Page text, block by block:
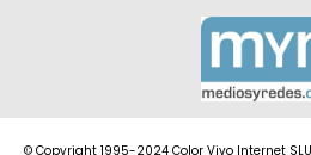
© Copyright 1995-2024 Color Vivo Internet